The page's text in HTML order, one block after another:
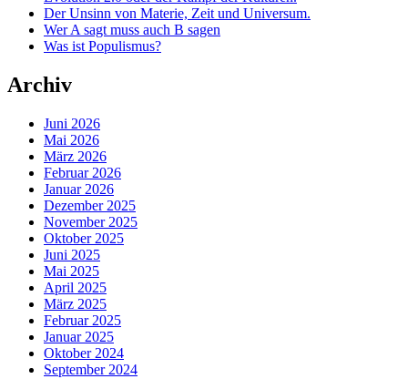
Der Unsinn von Materie, Zeit und Universum.
Wer A sagt muss auch B sagen
Was ist Populismus?
Archiv
Juni 2026
Mai 2026
März 2026
Februar 2026
Januar 2026
Dezember 2025
November 2025
Oktober 2025
Juni 2025
Mai 2025
April 2025
März 2025
Februar 2025
Januar 2025
Oktober 2024
September 2024